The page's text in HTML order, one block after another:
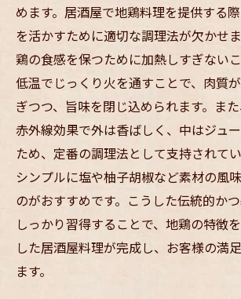
めます。居酒屋で地鶏料理を提供する
を活かすために適切な調理法が欠かせ
鶏の食感を保つために加熱しすぎないこ
低温でじっくり火を通すことで、肉質
ぎつつ、旨味を閉じ込められます。ま
赤外線効果で外は香ばしく、中はジュ
ため、定番の調理法として支持されて
シンプルに塩や柚子胡椒など素材の風
のがおすすめです。こうした伝統的か
しっかり習得することで、地鶏の特徴
した居酒屋料理が完成し、お客様の満
ます。